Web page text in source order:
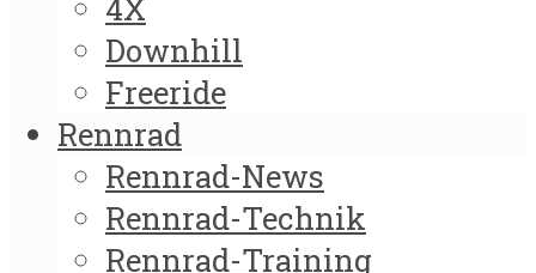
Downhill
Freeride
Rennrad
Rennrad-News
Rennrad-Technik
Rennrad-Training